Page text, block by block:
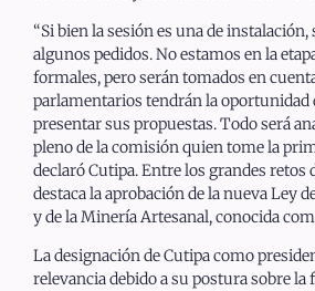
“Si bien la sesión es una de instalación,
algunos pedidos. No estamos en la
formales, pero serán tomados en
parlamentarios tendrán la
presentar sus propuestas. Todo será
pleno de la comisión quien tome la
declaró Cutipa. Entre los grandes retos
destaca la aprobación de la nueva Ley
y de la Minería Artesanal, conocida
La designación de Cutipa como
relevancia debido a su postura sobre